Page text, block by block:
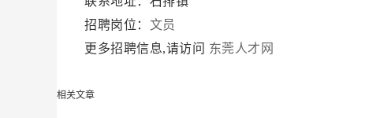
招聘岗位： 文员
更多招聘信息,请访问 东莞人才网
相关文章